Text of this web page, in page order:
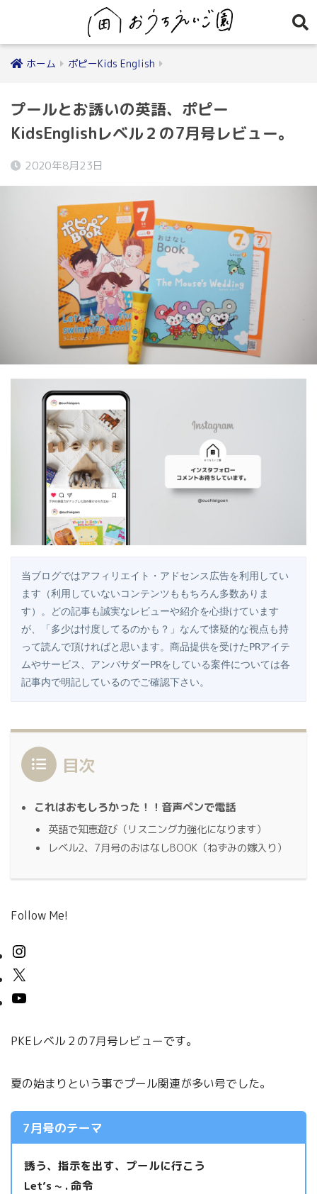
ホーム ポピーKids English
プールとお誘いの英語、ポピー
KidsEnglishレベル２の7月号レビュー。
2020年8月23日
当ブログではアフィリエイト・アドセンス広告を利用してい
ます（利用していないコンテンツももちろん多数ありま
す）。どの記事も誠実なレビューや紹介を心掛けています
が、「多少は忖度してるのかも？」なんて懐疑的な視点も持
って読んで頂ければと思います。商品提供を受けたPRアイテ
ムやサービス、アンバサダーPRをしている案件については各
記事内で明記しているのでご確認下さい。
目次
これはおもしろかった！！音声ペンで電話
英語で知恵遊び（リスニング力強化になります）
レベル2、7月号のおはなしBOOK（ねずみの嫁入り）
Follow Me!
PKEレベル２の7月号レビューです。
夏の始まりという事でプール関連が多い号でした。
7月号のテーマ
誘う、指示を出す、プールに行こう
Let’s ~ . 命令